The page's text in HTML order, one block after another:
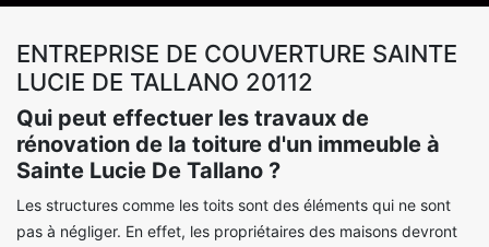
ENTREPRISE DE COUVERTURE SAINTE
LUCIE DE TALLANO 20112
Qui peut effectuer les travaux de
rénovation de la toiture d'un immeuble à
Sainte Lucie De Tallano ?
Les structures comme les toits sont des éléments qui ne sont
pas à négliger. En effet, les propriétaires des maisons devront